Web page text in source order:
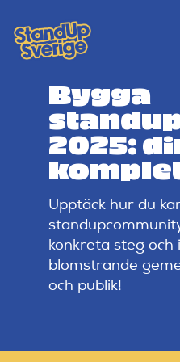
to
content
Standup-butik
Komiker
Lineup
Tidigare lineup
Bygga
2025:
Upptäck hur du
konkreta steg och
blomstrande
och publik!